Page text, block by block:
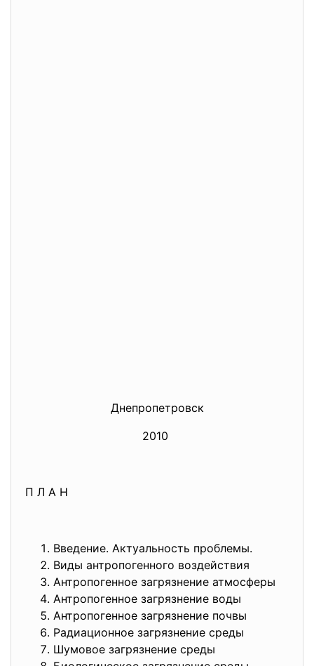
Днепропетровск
2010
П Л А Н
Введение. Актуальность проблемы.
Виды антропогенного воздействия
Антропогенное загрязнение атмосферы
Антропогенное загрязнение воды
Антропогенное загрязнение почвы
Радиационное загрязнение среды
Шумовое загрязнение среды